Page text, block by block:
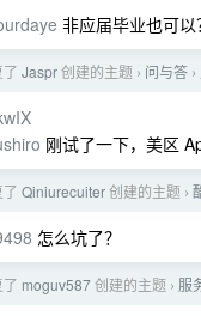
非应届毕业也可以
Jaspr创建的主题 › 问与答 ›
刚试了一下，美区
Qiniurecuiter创建的主题 ›
怎么坑了？
moguv587创建的主题 › 服